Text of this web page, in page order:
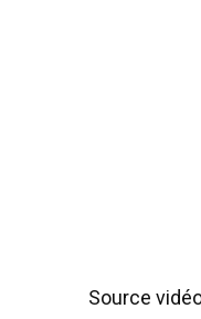
Source